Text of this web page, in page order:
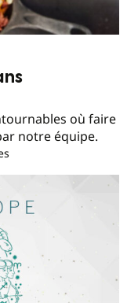
où faire
notre équipe.